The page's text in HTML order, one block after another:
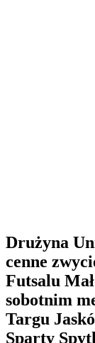
Drużyna
cenne
Futsalu
sobotnim
Targu
Sparty